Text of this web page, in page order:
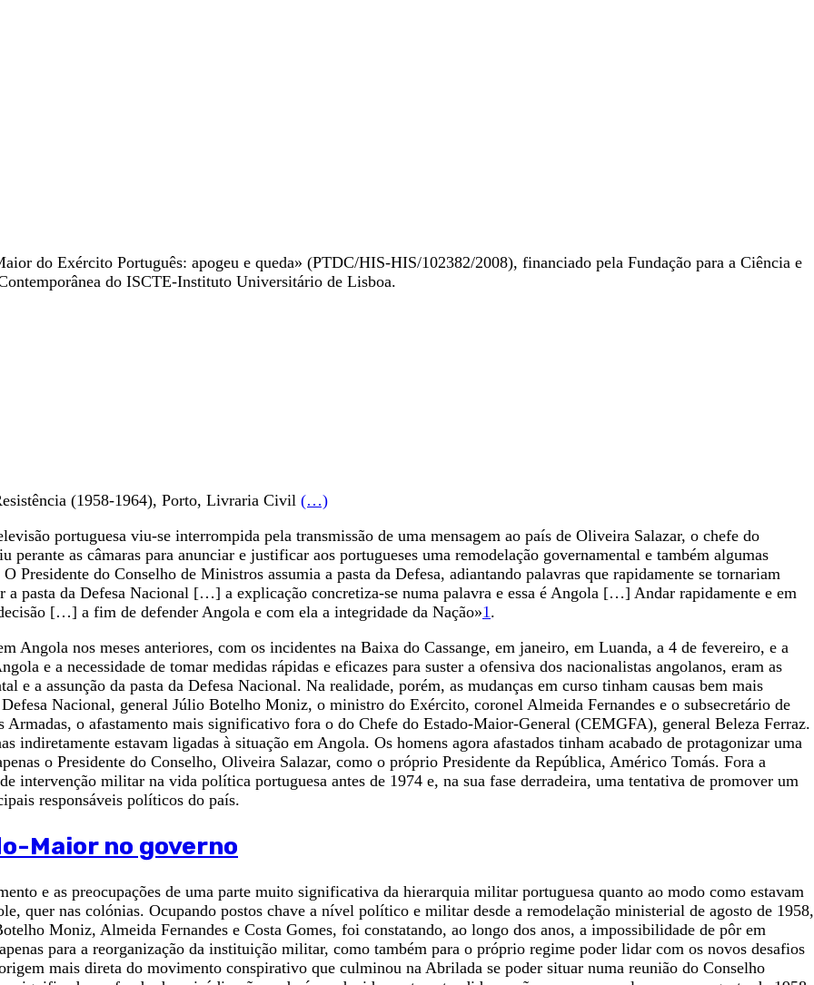
do Exército Português: apogeu e queda» (PTDC/HIS-HIS/102382/2008), financiado pela Fundação para a Ciência e
do ISCTE-Instituto Universitário de Lisboa.
(1958-1964), Porto, Livraria Civil (…)
portuguesa viu-se interrompida pela transmissão de uma mensagem ao país de Oliveira Salazar, o chefe do
perante as câmaras para anunciar e justificar aos portugueses uma remodelação governamental e também algumas
Presidente do Conselho de Ministros assumia a pasta da Defesa, adiantando palavras que rapidamente se tornariam
a pasta da Defesa Nacional […] a explicação concretiza-se numa palavra e essa é Angola […] Andar rapidamente e em
[…] a fim de defender Angola e com ela a integridade da Nação»1.
Angola nos meses anteriores, com os incidentes na Baixa do Cassange, em janeiro, em Luanda, a 4 de fevereiro, e a
e a necessidade de tomar medidas rápidas e eficazes para suster a ofensiva dos nacionalistas angolanos, eram as
e a assunção da pasta da Defesa Nacional. Na realidade, porém, as mudanças em curso tinham causas bem mais
Nacional, general Júlio Botelho Moniz, o ministro do Exército, coronel Almeida Fernandes e o subsecretário de
Armadas, o afastamento mais significativo fora o do Chefe do Estado-Maior-General (CEMGFA), general Beleza Ferraz.
indiretamente estavam ligadas à situação em Angola. Os homens agora afastados tinham acabado de protagonizar uma
o Presidente do Conselho, Oliveira Salazar, como o próprio Presidente da República, Américo Tomás. Fora a
intervenção militar na vida política portuguesa antes de 1974 e, na sua fase derradeira, uma tentativa de promover um
responsáveis políticos do país.
Maior no governo
e as preocupações de uma parte muito significativa da hierarquia militar portuguesa quanto ao modo como estavam
quer nas colónias. Ocupando postos chave a nível político e militar desde a remodelação ministerial de agosto de 1958,
Moniz, Almeida Fernandes e Costa Gomes, foi constatando, ao longo dos anos, a impossibilidade de pôr em
para a reorganização da instituição militar, como também para o próprio regime poder lidar com os novos desafios
mais direta do movimento conspirativo que culminou na Abrilada se poder situar numa reunião do Conselho